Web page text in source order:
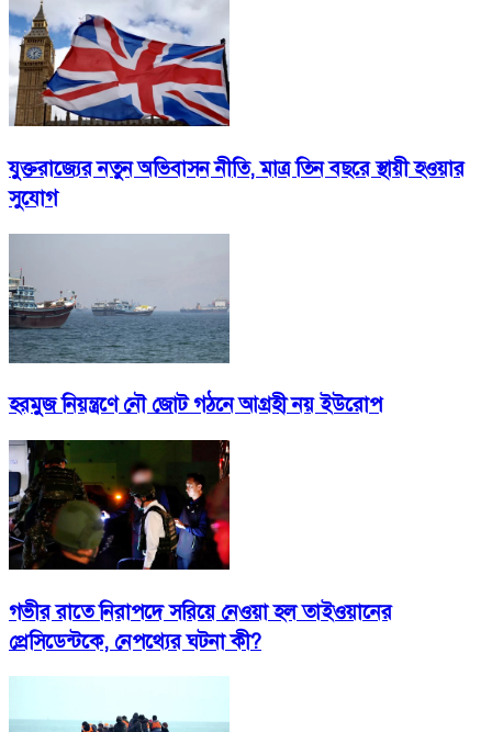
যুক্তরাজ্যের নতুন অভিবাসন নীতি, মাত্র তিন বছরে স্থায়ী হওয়ার
সুযোগ
হরমুজ নিয়ন্ত্রণে নৌ জোট গঠনে আগ্রহী নয় ইউরোপ
গভীর রাতে নিরাপদে সরিয়ে নেওয়া হল তাইওয়ানের
প্রেসিডেন্টকে, নেপথ্যের ঘটনা কী?